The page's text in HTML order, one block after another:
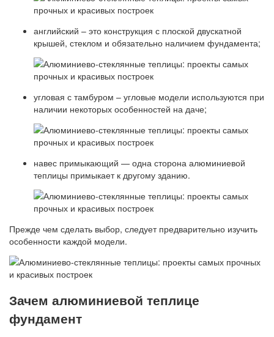
английский – это конструкция с плоской двускатной
крышей, стеклом и обязательно наличием фундамента;
угловая с тамбуром – угловые модели используются при
наличии некоторых особенностей на даче;
навес примыкающий — одна сторона алюминиевой
теплицы примыкает к другому зданию.
Прежде чем сделать выбор, следует предварительно изучить
особенности каждой модели.
Зачем алюминиевой теплице
фундамент